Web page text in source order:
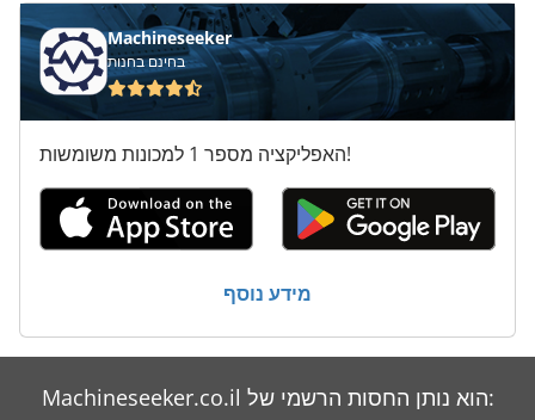
Jet Jssg
Jet Jssg 10
Jet Jwl 1442
Josting
Schaublin
Selco Biesse
בלוק דבק
בתי יציקה
Machineseeker
בחינם בחנות
האפליקציה מספר 1 למכונות משומשות!
מידע נוסף
Machineseeker.co.il הוא נותן החסות הרשמי של: